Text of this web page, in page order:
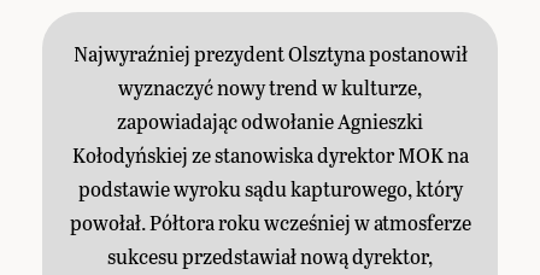
Najwyraźniej prezydent Olsztyna postanowił
wyznaczyć nowy trend w kulturze,
zapowiadając odwołanie Agnieszki
Kołodyńskiej ze stanowiska dyrektor MOK na
podstawie wyroku sądu kapturowego, który
powołał. Półtora roku wcześniej w atmosferze
sukcesu przedstawiał nową dyrektor,